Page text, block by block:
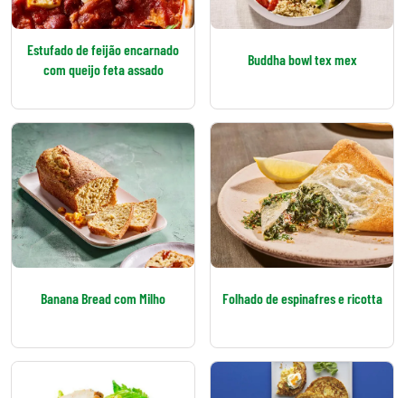
Estufado de feijão encarnado
com queijo feta assado
Buddha bowl tex mex
Banana Bread com Milho Folhado de espinafres e ricotta